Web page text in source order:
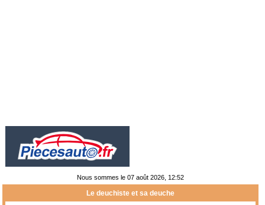
Nous sommes le 07 août 2026, 12:52
Le deuchiste et sa deuche